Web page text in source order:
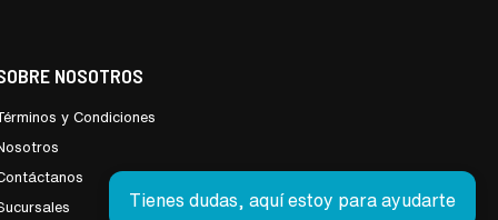
NOSOTROS
y Condiciones
Tienes dudas, aquí estoy para ayudarte